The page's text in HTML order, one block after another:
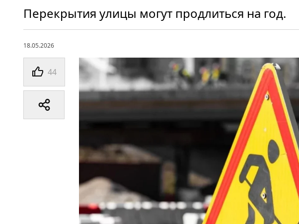
Перекрытия улицы могут продлиться на год.
18.05.2026
44